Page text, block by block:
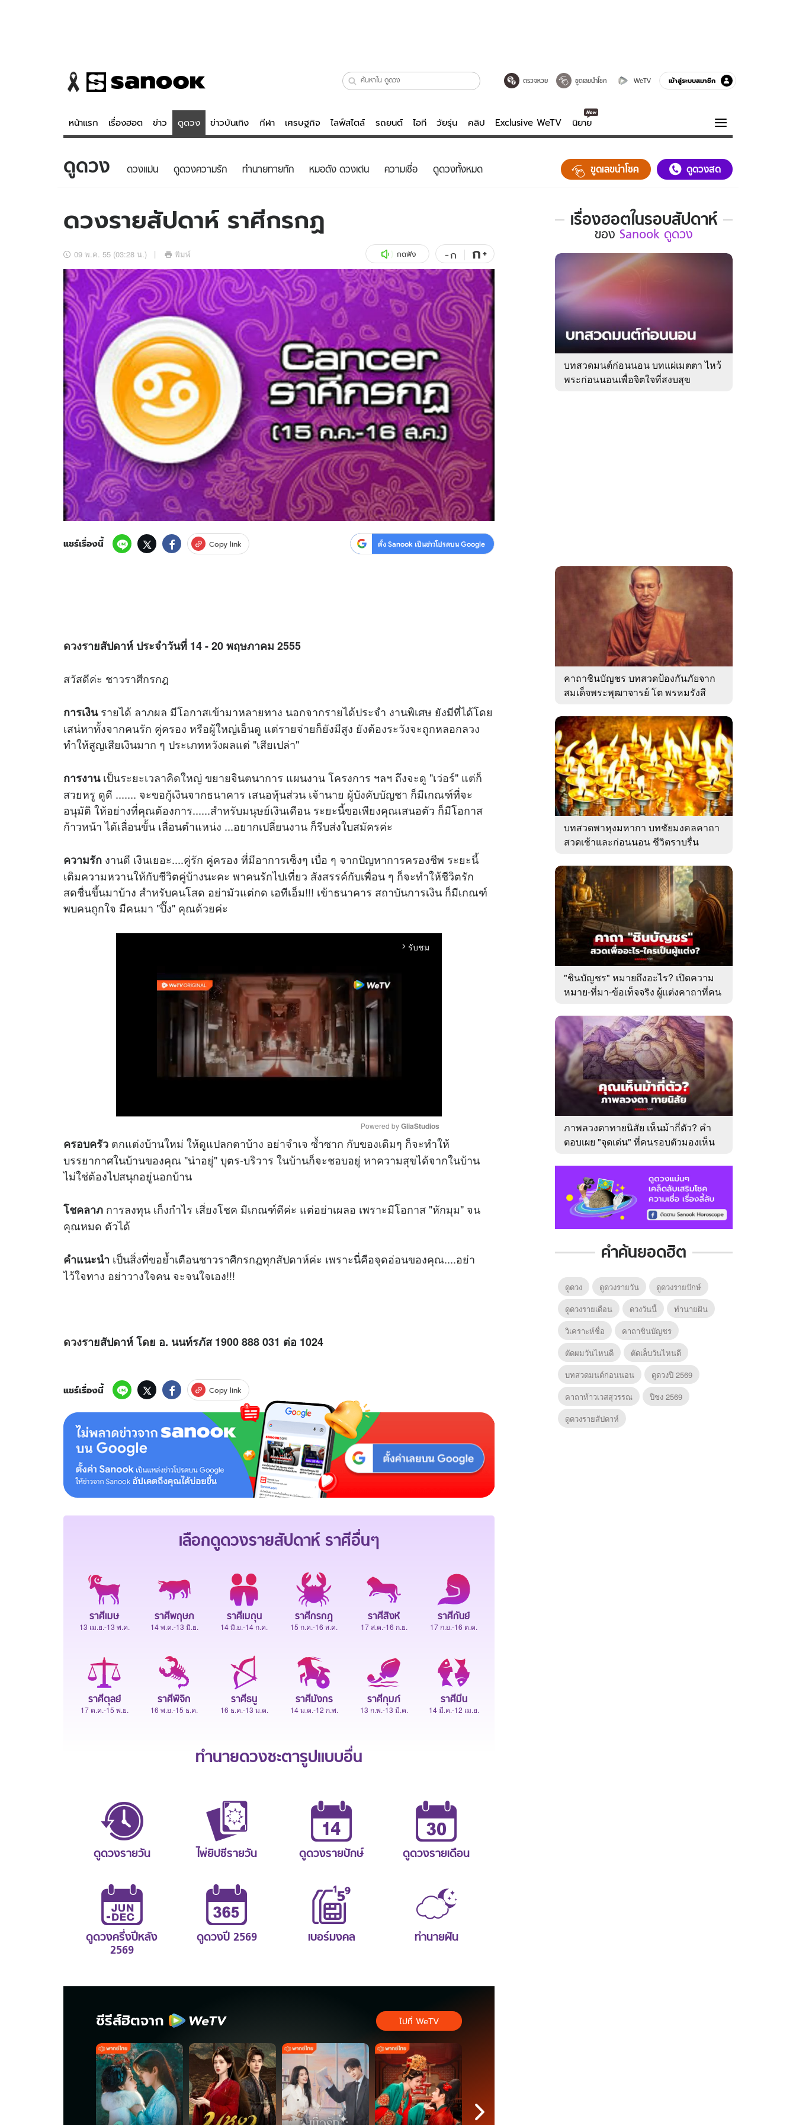
ตรวจหวย ขูดเลขนำโชค WeTV เข้าสู่ระบบสมาชิก
หน้าแรก เรื่องฮอต ข่าว ดูดวง ข่าวบันเทิง กีฬา เศรษฐกิจ ไลฟ์สไตล์ รถยนต์ ไอที วัยรุ่น คลิป Exclusive WeTV นิยาย
ข่าว
ข่าวบันเทิง
อัปเดตจีน
เช็กข่าวชัวร์
ดูดวง - ตรวจหวย
สถิติหวยไทย
ไลฟ์สไตล์
รถยนต์
สุขภาพ
เที่ยว-กิน
Tasteful Thailand
Sanook Choice
คลิป
พอดแคสต์
ดูทีวี
WeTV
Exclusive WeTV
นิยาย
ความรู้รอบตัว
ฮาวทู
ดาวน์โหลดสนุกแอปฟรี ติดตามสนุกโซเชียลได้ที่
สงวนลิขสิทธิ์ ©2569 บริษัท อิมเมจ ฟิวเจอร์ (ประเทศไทย) จำกัด
ดูดวง ดวงแม่น ดูดวงความรัก ทํานายทายทัก หมอดัง ดวงเด่น ความเชื่อ ดูดวงทั้งหมด ขูดเลขนำโชค ดูดวงสด
ดวงรายสัปดาห์ ราศีกรกฏ
09 พ.ค. 55 (03:28 น.) พิมพ์ กดฟัง -ก ก+
แชร์เรื่องนี้ Copy link ตั้ง Sanook เป็นข่าวโปรดบน Google
ดวงรายสัปดาห์ ประจำวันที่ 14 - 20 พฤษภาคม 2555
สวัสดีค่ะ ชาวราศีกรกฎ
การเงินรายได้ ลาภผล มีโอกาสเข้ามาหลายทาง นอกจากรายได้ประจำ งานพิเศษ ยังมีที่ได้โดย
เสน่หาทั้งจากคนรัก คู่ครอง หรือผู้ใหญ่เอ็นดู แต่รายจ่ายก็ยังมีสูง ยังต้องระวังจะถูกหลอกลวง
ทำให้สูญเสียเงินมาก ๆ ประเภทหวังผลแต่ "เสียเปล่า"
การงานเป็นระยะเวลาคิดใหญ่ ขยายจินตนาการ แผนงาน โครงการ ฯลฯ ถึงจะดู "เว่อร์" แต่ก็
สวยหรู ดูดี ....... จะขอกู้เงินจากธนาคาร เสนอหุ้นส่วน เจ้านาย ผู้บังคับบัญชา ก็มีเกณฑ์ที่จะ
อนุมัติ ให้อย่างที่คุณต้องการ......สำหรับมนุษย์เงินเดือน ระยะนี้ขอเพียงคุณเสนอตัว ก็มีโอกาส
ก้าวหน้า ได้เลื่อนขั้น เลื่อนตำแหน่ง ...อยากเปลี่ยนงาน ก็รีบส่งใบสมัครค่ะ
ความรัก งานดี เงินเยอะ....คู่รัก คู่ครอง ที่มีอาการเซ็งๆ เบื่อ ๆ จากปัญหาการครองชีพ ระยะนี้
เติมความหวานให้กับชีวิตคู่บ้างนะคะ พาคนรักไปเที่ยว สังสรรค์กับเพื่อน ๆ ก็จะทำให้ชีวิตรัก
สดชื่นขึ้นมาบ้าง สำหรับคนโสด อย่ามัวแต่กด เอทีเอ็ม!!! เข้าธนาคาร สถาบันการเงิน ก็มีเกณฑ์
พบคนถูกใจ มีคนมา "ปิ๊ง" คุณด้วยค่ะ
arrow_forward_ios รับชม
M
e
Powered by GliaStudios
ครอบครัว ตกแต่งบ้านใหม่ ให้ดูแปลกตาบ้าง อย่าจำเจ ซ้ำซาก กับของเดิมๆ ก็จะทำให้
บรรยากาศในบ้านของคุณ "น่าอยู่" บุตร-บริวาร ในบ้านก็จะชอบอยู่ หาความสุขได้จากในบ้าน
ไม่ใช่ต้องไปสนุกอยู่นอกบ้าน
โชคลาภ การลงทุน เก็งกำไร เสี่ยงโชค มีเกณฑ์ดีค่ะ แต่อย่าเผลอ เพราะมีโอกาส "หักมุม" จน
คุณหมด ตัวได้
คำแนะนำ เป็นสิ่งที่ขอย้ำเตือนชาวราศีกรกฎทุกสัปดาห์ค่ะ เพราะนี่คือจุดอ่อนของคุณ....อย่า
ไว้ใจทาง อย่าวางใจคน จะจนใจเอง!!!
ดวงรายสัปดาห์ โดย อ. นนท์รภัส 1900 888 031 ต่อ 1024
แชร์เรื่องนี้ Copy link
เลือกดูดวงรายสัปดาห์ราศีอื่นๆ
ราศีเมษ
13 เม.ย.-13 พ.ค.
ราศีพฤษภ
14 พ.ค.-13 มิ.ย.
ราศีเมถุน
14 มิ.ย.-14 ก.ค.
ราศีกรกฎ
15 ก.ค.-16 ส.ค.
ราศีสิงห์
17 ส.ค.-16 ก.ย.
ราศีกันย์
17 ก.ย.-16 ต.ค.
ราศีตุลย์
17 ต.ค.-15 พ.ย.
ราศีพิจิก
16 พ.ย.-15 ธ.ค.
ราศีธนู
16 ธ.ค.-13 ม.ค.
ราศีมังกร
14 ม.ค.-12 ก.พ.
ราศีกุมภ์
13 ก.พ.-13 มี.ค.
ราศีมีน
14 มี.ค.-12 เม.ย.
ทำนายดวงชะตารูปแบบอื่น
ดูดวงรายวัน ไพ่ยิปซีรายวัน ดูดวงรายปักษ์ ดูดวงรายเดือน
ดูดวงครึ่งปีหลัง
2569
ดูดวงปี 2569 เบอร์มงคล ทำนายฝัน
ซีรีส์ฮิตจาก ไปที่ WeTV
เรื่องฮอตในรอบสัปดาห์
เรื่อง
ใน
รอบ
ของ
Sanook
ดูด
ของ Sanook ดูดวง
บทสวดมนต์ก่อนนอน บทแผ่เมตตา ไหว้
พระก่อนนอนเพื่อจิตใจที่สงบสุข
คาถาชินบัญชร บทสวดป้องกันภัยจาก
สมเด็จพระพุฒาจารย์ โต พรหมรังสี
บทสวดพาหุงมหากา บทชัยมงคลคาถา
สวดเช้าและก่อนนอน ชีวิตราบรื่น
"ชินบัญชร" หมายถึงอะไร? เปิดความ
หมาย-ที่มา-ข้อเท็จจริง ผู้แต่งคาถาที่คน
ภาพลวงตาทายนิสัย เห็นม้ากี่ตัว? คำ
ตอบเผย "จุดเด่น" ที่คนรอบตัวมองเห็น
คำค้นยอดฮิต
ดูดวง ดูดวงรายวัน
ดูดวงรายปักษ์
ดูดวงรายเดือน
ดวงวันนี้
ทํานายฝัน
วิเคราะห์ชื่อ
คาถาชินบัญชร
ตัดผมวันไหนดี
ตัดเล็บวันไหนดี
บทสวดมนต์ก่อนนอน
ดูดวงปี 2569
คาถาท้าวเวสสุวรรณ
ปีชง 2569
ดูดวงรายสัปดาห์